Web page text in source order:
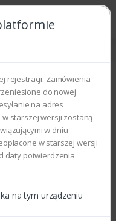
rejestracji. Zamówienia
do nowej
na adres
starszej wersji zostaną
w dniu
w starszej wersji
daty potwierdzenia
na tym urządzeniu
Sortowanie domyślne